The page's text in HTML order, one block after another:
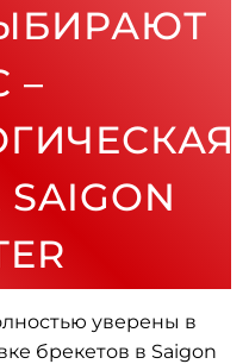
–
уверены в
брекетов в Saigon